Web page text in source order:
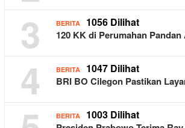
3 BERITA 1056 Dilihat
120 KK di Perumahan
4 BERITA 1047 Dilihat
BRI BO Cilegon Pastikan
BERITA 1003 Dilihat